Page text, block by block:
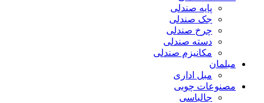
پایه صندلی
جک صندلی
چرخ صندلی
دسته صندلی
مکانیزم صندلی
مبلمان
مبل اداری
مصنوعات چوبی
جالباسی